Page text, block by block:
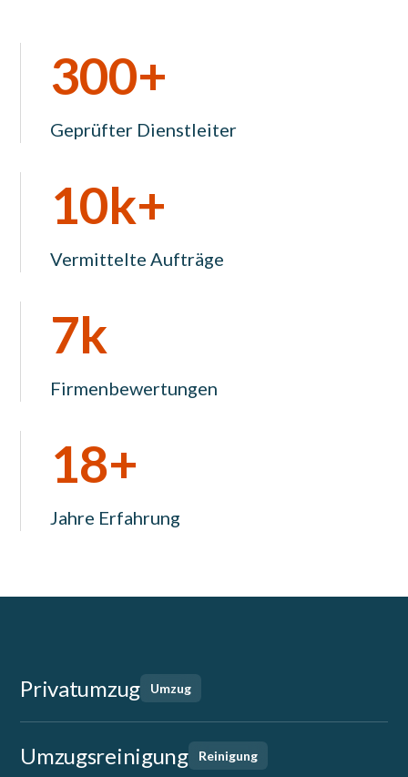
300+
Geprüfter Dienstleiter
10k+
Vermittelte Aufträge
7k
Firmenbewertungen
18+
Jahre Erfahrung
Privatumzug Umzug
Umzugsreinigung Reinigung